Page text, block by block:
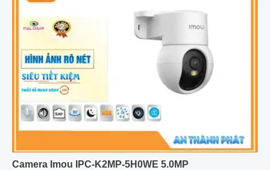
Camera Imou IPC-K2MP-5H0WE 5.0MP